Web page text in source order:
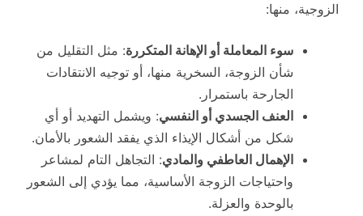
الزوجية، منها:
سوء المعاملة أو الإهانة المتكررة: مثل التقليل من
شأن الزوجة، السخرية منها، أو توجيه الانتقادات
الجارحة باستمرار.
العنف الجسدي أو النفسي: ويشمل التهديد أو أي
شكل من أشكال الإيذاء الذي يفقد الشعور بالأمان.
الإهمال العاطفي والمادي: التجاهل التام لمشاعر
واحتياجات الزوجة الأساسية، مما يؤدي إلى الشعور
بالوحدة والعزلة.